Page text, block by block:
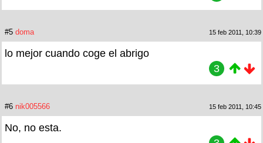
#5 doma 15 feb 2011, 10:39
lo mejor cuando coge el abrigo
3
#6 nik005566 15 feb 2011, 10:45
No, no esta.